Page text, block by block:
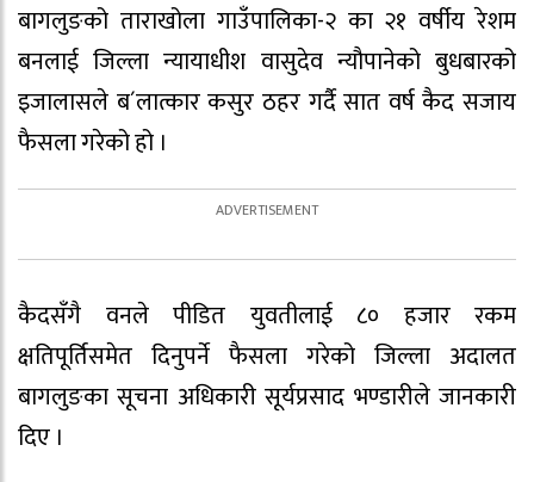
बागलुङको ताराखोला गाउँपालिका-२ का २१ वर्षीय रेशम
बनलाई जिल्ला न्यायाधीश वासुदेव न्यौपानेको बुधबारको
इजालासले ब´लात्कार कसुर ठहर गर्दै सात वर्ष कैद सजाय
फैसला गरेको हो ।
कैदसँगै वनले पीडित युवतीलाई ८० हजार रकम
क्षतिपूर्तिसमेत दिनुपर्ने फैसला गरेको जिल्ला अदालत
बागलुङका सूचना अधिकारी सूर्यप्रसाद भण्डारीले जानकारी
दिए ।